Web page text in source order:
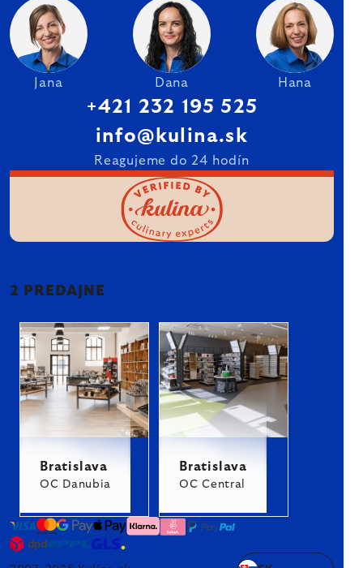
Jana Dana Hana
+421 232 195 525
info@kulina.sk
Reagujeme do 24 hodín
2 PREDAJNE
Bratislava
OC Danubia
Bratislava
OC Central